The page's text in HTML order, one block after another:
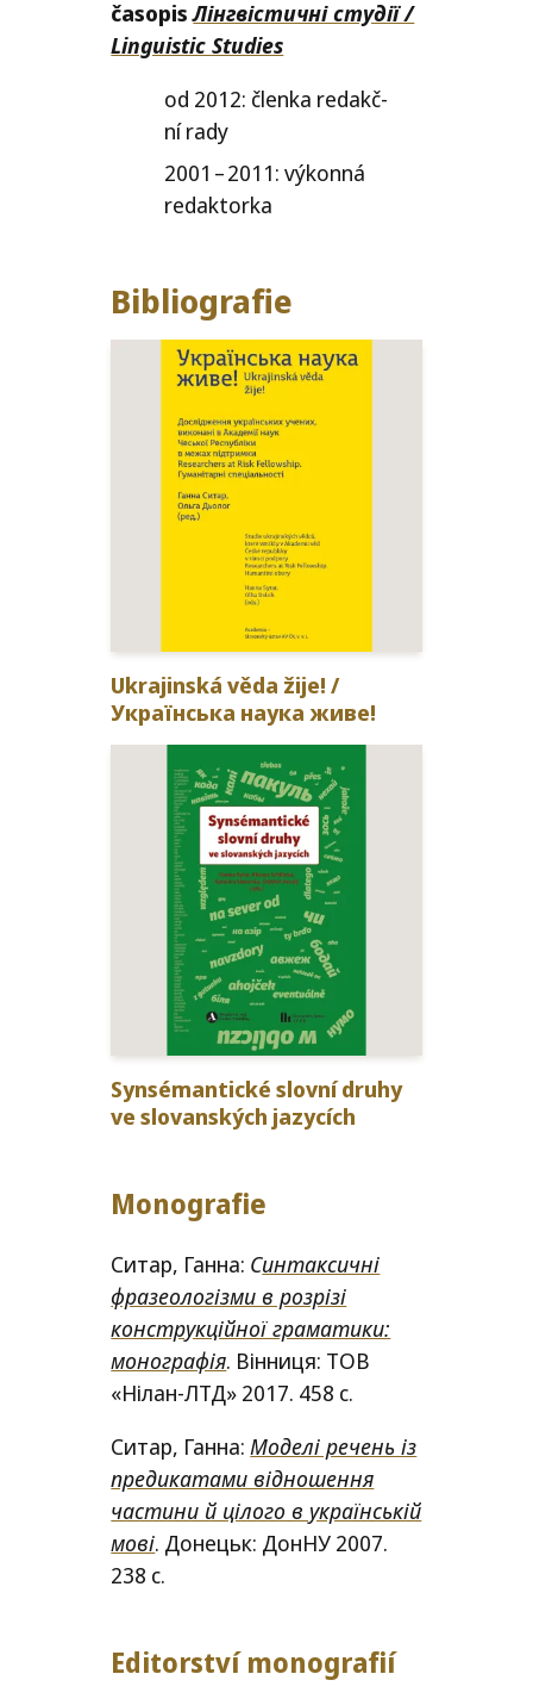
časo­pisЛінгвістичні студії /​
Linguistic Studies
od 2012: člen­ka redakč­
ní rady
2001 – 2011: výkon­ná
redaktorka
Bibliografie
Ukrajinská věda žije! /​
Українська наука живе!
Synsémantické slovní druhy
ve slo­van­ských jazycích
Monografie
Ситар, Ганна: Синтаксичні
фразеологізми в розрізі
конструкційної граматики:
монографія. Вінниця: ТОВ
«Нілан-ЛТД» 2017. 458 с.
Ситар, Ганна:Моделі речень із
предикатами відношення
частини й цілого в українській
мові. Донецьк: ДонНУ 2007.
238 с.
Editorství mono­gra­fií